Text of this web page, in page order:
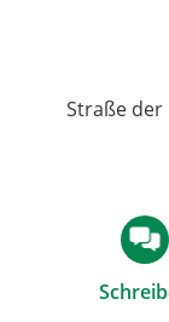
Straße der